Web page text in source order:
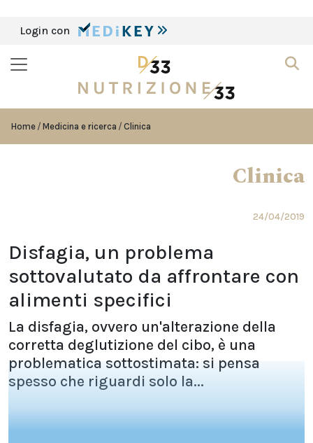
Login con
Home Medicina e ricerca Clinica
Clinica
24/04/2019
Disfagia, un problema
sottovalutato da affrontare con
alimenti specifici
La disfagia, ovvero un'alterazione della
corretta deglutizione del cibo, è una
problematica sottostimata: si pensa
spesso che riguardi solo la...